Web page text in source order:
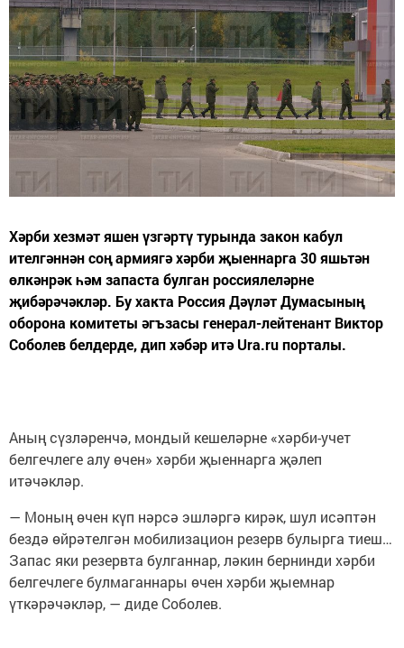
Хәрби хезмәт яшен үзгәртү турында закон кабул
ителгәннән соң армиягә хәрби җыеннарга 30 яшьтән
өлкәнрәк һәм запаста булган россиялеләрне
җибәрәчәкләр. Бу хакта Россия Дәүләт Думасының
оборона комитеты әгъзасы генерал-лейтенант Виктор
Соболев белдерде, дип хәбәр итә Ura.ru порталы.
Аның сүзләренчә, мондый кешеләрне «хәрби-учет
белгечлеге алу өчен» хәрби җыеннарга җәлеп
итәчәкләр.
— Моның өчен күп нәрсә эшләргә кирәк, шул исәптән
бездә өйрәтелгән мобилизацион резерв булырга тиеш…
Запас яки резервта булганнар, ләкин бернинди хәрби
белгечлеге булмаганнары өчен хәрби җыемнар
үткәрәчәкләр, — диде Соболев.